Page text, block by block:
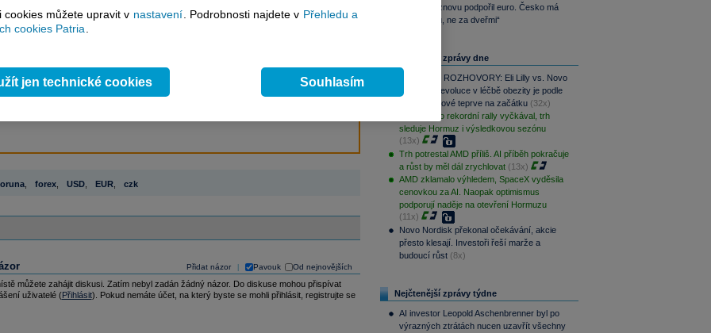
terminálovou metodou (bez nutnosti obnovovat stránku) bez
a v plné verzi.
z finančních trhů v reálném čase, kompletní
servis, rozsáhlédatabáze
prognózy
, forex, USD, EUR, czk
Přidat názor Pavouk Od nejnovějších
můžete zahájit diskusi. Zatím nebyl zadán žádný názor. Do diskuse mohou přispívat
uživatelé (Přihlásit). Pokud nemáte účet, na který byste se mohli přihlásit, registrujte se
Prezident znovu podpořil euro. Česko má
být „u stolu, ne za dveřmi“
Nejčtenější zprávy dne
PODCAST ROZHOVORY: Eli Lilly vs. Novo
Nordisk. Revoluce v léčbě obezity je podle
MUDr. Kunové teprve na začátku (32x)
S&P 500 po rekordní rally vyčkával, trh
sleduje Hormuz i výsledkovou sezónu
(13x)
Trh potrestal AMD příliš. AI příběh pokračuje
a růst by měl dál zrychlovat (13x)
AMD zklamalo výhledem, SpaceX vyděsila
cenovkou za AI. Naopak optimismus
podporují naděje na otevření Hormuzu
(11x)
Novo Nordisk překonal očekávání, akcie
přesto klesají. Investoři řeší marže a
budoucí růst (8x)
Nejčtenější zprávy týdne
AI investor Leopold Aschenbrenner byl po
výrazných ztrátách nucen uzavřít všechny
cookies můžete upravit v nastavení . Podrobnosti najdete v Přehledu a
cookies Patria
jen technické cookies Souhlasím